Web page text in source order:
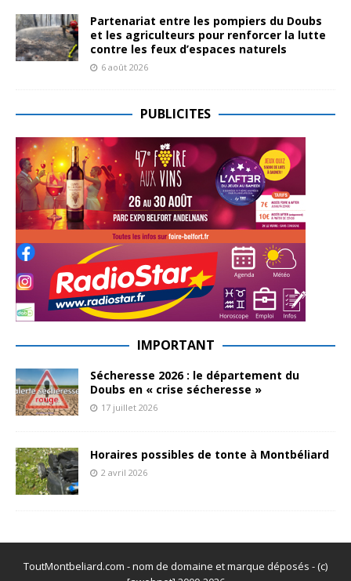
Partenariat entre les pompiers du Doubs
et les agriculteurs pour renforcer la lutte
contre les feux d’espaces naturels
6 août 2026
PUBLICITES
IMPORTANT
Sécheresse 2026 : le département du
Doubs en « crise sécheresse »
17 juillet 2026
Horaires possibles de tonte à Montbéliard
2 avril 2026
ToutMontbeliard.com - nom de domaine et marque déposés - (c)